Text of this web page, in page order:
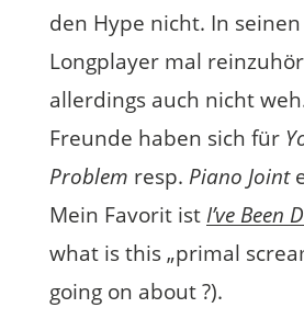
den Hype nicht. In
Longplayer mal
allerdings auch nicht
Freunde haben sich für
Problem resp. Piano Joint
Mein Favorit ist I’ve Been
what is this „primal
going on about ?).